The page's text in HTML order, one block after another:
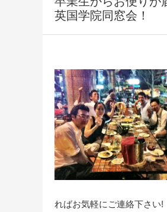
英国学院同窓会！
ればお気軽にご連絡下さい!